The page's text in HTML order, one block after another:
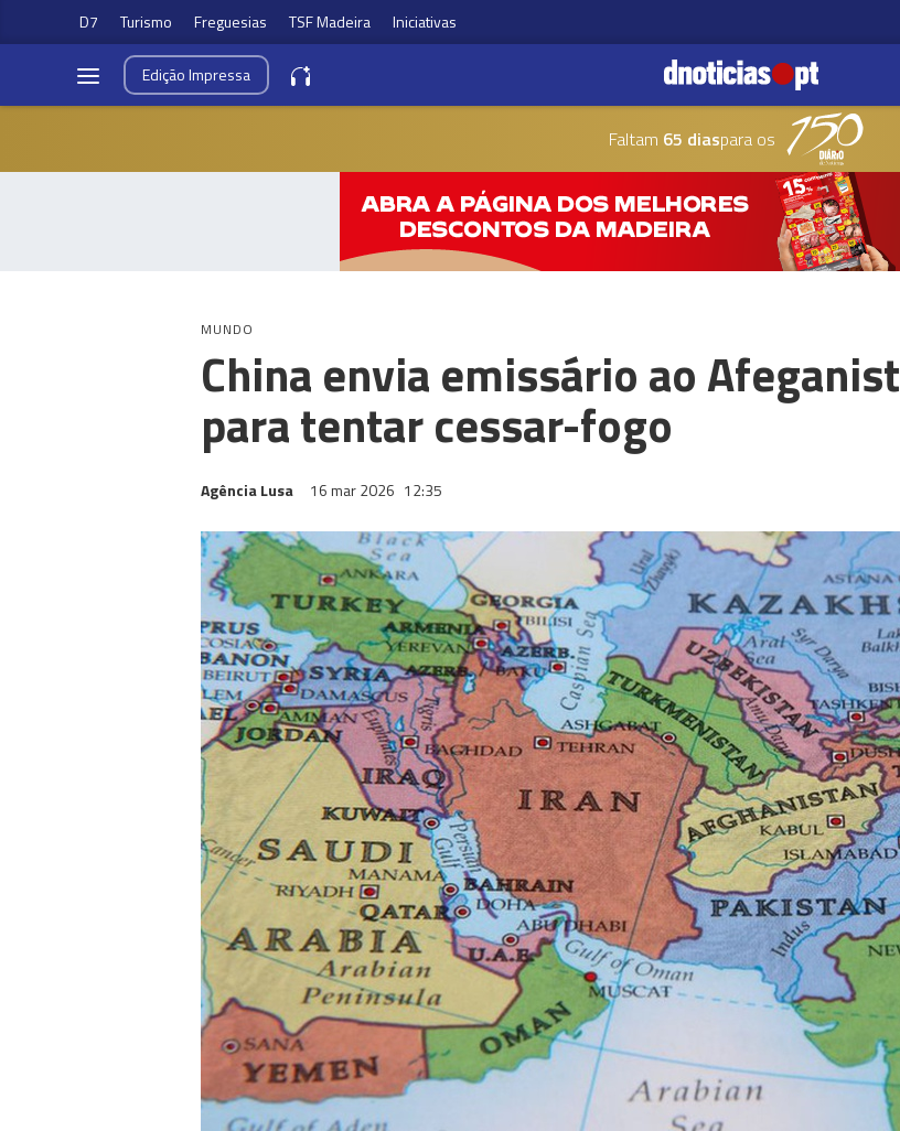
D7 Turismo Freguesias TSF Madeira Iniciativas
EdiçãoImpressa
Faltam 65 diaspara os
MUNDO
China envia emissário ao
para tentar cessar-fogo
Agência Lusa 16 mar 2026 12:35